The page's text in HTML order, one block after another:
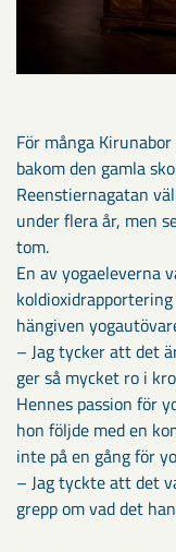
För många
bakom den gamla
Reenstiernagatan
under flera år, men
tom.
En av yogaeleverna
hängiven
– Jag tycker att det
ger så mycket ro i
Hennes passion för
hon följde med en
inte på en gång för
– Jag tyckte att det
grepp om vad det